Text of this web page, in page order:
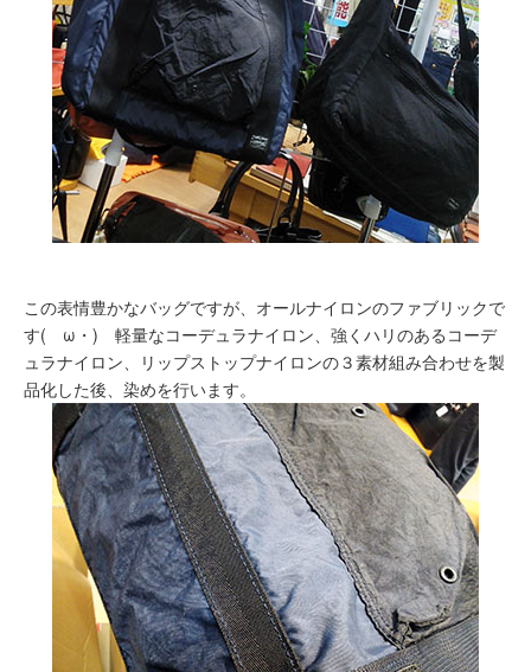
この表情豊かなバッグですが、オールナイロンのファブリックで
す(ゝω・) 軽量なコーデュラナイロン、強くハリのあるコーデ
ュラナイロン、リップストップナイロンの３素材組み合わせを製
品化した後、染めを行います。